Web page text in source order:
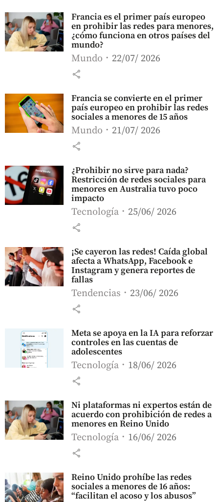
Francia es el primer país europeo
en prohibir las redes para menores,
¿cómo funciona en otros países del
mundo?
Mundo 22/07/ 2026
share
Francia se convierte en el primer
país europeo en prohibir las redes
sociales a menores de 15 años
Mundo 21/07/ 2026
share
¿Prohibir no sirve para nada?
Restricción de redes sociales para
menores en Australia tuvo poco
impacto
Tecnología 25/06/ 2026
share
¡Se cayeron las redes! Caída global
afecta a WhatsApp, Facebook e
Instagram y genera reportes de
fallas
Tendencias 23/06/ 2026
share
Meta se apoya en la IA para reforzar
controles en las cuentas de
adolescentes
Tecnología 18/06/ 2026
share
Ni plataformas ni expertos están de
acuerdo con prohibición de redes a
menores en Reino Unido
Tecnología 16/06/ 2026
share
Reino Unido prohíbe las redes
sociales a menores de 16 años:
“facilitan el acoso y los abusos”